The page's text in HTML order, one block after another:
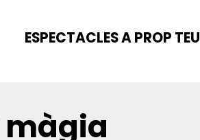
ESPECTACLES A PROP TEU